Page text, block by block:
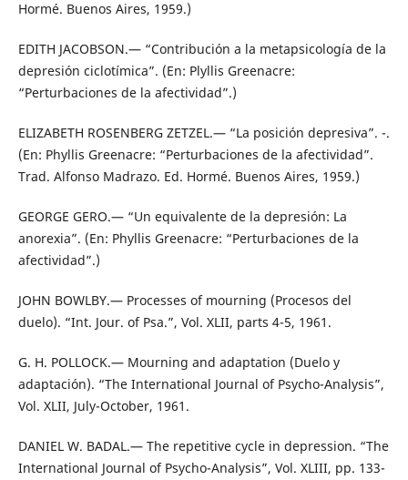
Hormé. Buenos Aires, 1959.)
EDITH JACOBSON.— “Contribución a la metapsicología de la
depresión ciclotímica”. (En: Plyllis Greenacre:
“Perturbaciones de la afectividad”.)
ELIZABETH ROSENBERG ZETZEL.— “La posición depresiva”. -.
(En: Phyllis Greenacre: “Perturbaciones de la afectividad”.
Trad. Alfonso Madrazo. Ed. Hormé. Buenos Aires, 1959.)
GEORGE GERO.— “Un equivalente de la depresión: La
anorexia”. (En: Phyllis Greenacre: “Perturbaciones de la
afectividad”.)
JOHN BOWLBY.— Processes of mourning (Procesos del
duelo). “Int. Jour. of Psa.”, Vol. XLII, parts 4-5, 1961.
G. H. POLLOCK.— Mourning and adaptation (Duelo y
adaptación). “The International Journal of Psycho-Analysis”,
Vol. XLII, July-October, 1961.
DANIEL W. BADAL.— The repetitive cycle in depression. “The
International Journal of Psycho-Analysis”, Vol. XLIII, pp. 133-